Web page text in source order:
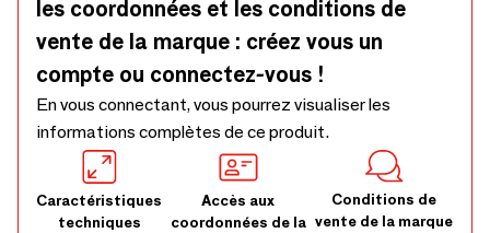
les coordonnées et les conditions de
vente de la marque : créez vous un
compte ou connectez-vous !
En vous connectant, vous pourrez visualiser les
informations complètes de ce produit.
Caractéristiques
techniques
Accès aux
coordonnées de la
Conditions de
vente de la marque